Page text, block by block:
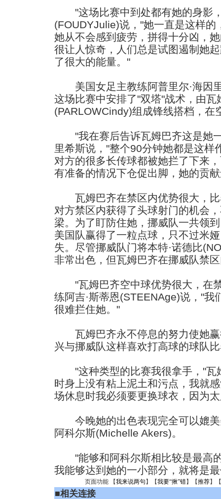
"这场比赛中到处都有她的身影，
(FOUDYJulie)说，"她一直是这样
她从不会感到疲劳，拼得十分凶，
很让人惊奇，人们总是试图遏制她
了很大的能量。"
美国女足主教练阿普里尔·海因
这场比赛中安排了"双塔"战术，由瓦
(PARLOWCindy)组成锋线搭档，在
"我在赛后告诉瓦姆巴齐这是她
里希斯说，"整个90分钟她都是这样
对方的很多长传球都被她拦了下来
有准备的情况下仓促出脚，她的贡
瓦姆巴齐在禁区内优势很大，比
对方禁区内获得了头球射门的机会
梁。为了盯防住她，挪威队一共领
美国队赢得了一粒点球，只不过米
失。尽管挪威队门将本特·诺德比
非常出色，但瓦姆巴齐在挪威队禁
"瓦姆巴齐空中球优势很大，在
练阿吉·斯蒂恩(STEENAge)说，"我
很难拦住她。"
瓦姆巴齐永不停息的努力使她赢
兴与挪威队这样喜欢打高球的球队
"这种类型的比赛我很拿手，"瓦
时身上没有粘上泥土和污点，我就
场休息时我必须要更换球衣，因为
今晚她的出色表现完全可以媲美
阿科尔斯(Michelle Akers)。
"能够和阿科尔斯相比较是最高
我能够达到她的一小部分，就将是
页面功能 【我来说两句 】【我要“揪”错】【推荐】
■相关连接